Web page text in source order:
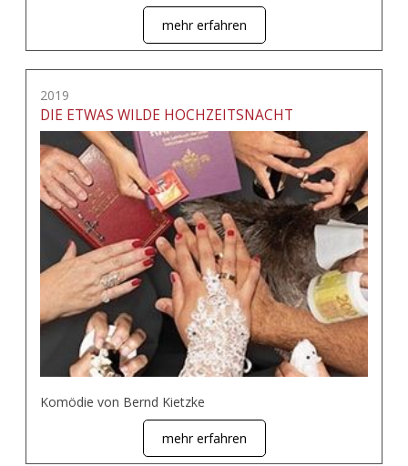
mehr erfahren
2019
DIE ETWAS WILDE HOCHZEITSNACHT
Komödie von Bernd Kietzke
mehr erfahren